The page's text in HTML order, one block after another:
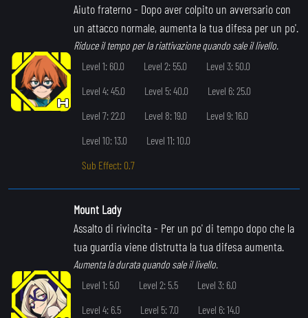
Aiuto fraterno- Dopo aver colpito un avversario con
un attacco normale, aumenta la tua difesa per un po'.
Riduce il tempo per la riattivazione quando sale il livello.
Level 1: 60.0
Level 2: 55.0
Level 3: 50.0
Level 4: 45.0
Level 5: 40.0
Level 6: 25.0
Level 7: 22.0
Level 8: 19.0
Level 9: 16.0
Level 10: 13.0
Level 11: 10.0
Sub Effect: 0.7
Mount Lady
Assalto di rivincita- Per un po' di tempo dopo che la
tua guardia viene distrutta la tua difesa aumenta.
Aumenta la durata quando sale il livello.
Level 1: 5.0
Level 2: 5.5
Level 3: 6.0
Level 4: 6.5
Level 5: 7.0
Level 6: 14.0